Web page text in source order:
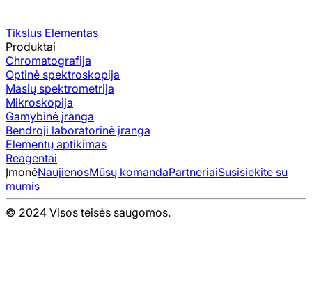
Tikslus Elementas
Produktai
Chromatografija
Optinė spektroskopija
Masių spektrometrija
Mikroskopija
Gamybinė įranga
Bendroji laboratorinė įranga
Elementų aptikimas
Reagentai
ĮmonėNaujienosMūsų komandaPartneriaiSusisiekite su
mumis
© 2024 Visos teisės saugomos.